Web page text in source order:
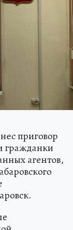
приговор
гражданки
агентов,